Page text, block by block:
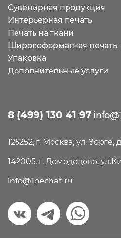
Сувенирная продукция
Интерьерная печать
Печать на ткани
Широкоформатная печать
Упаковка
Дополнительные услуги
8 (499) 130 41 97
125252, г. Москва, ул. Зорге,
142005, г. Домодедово,
info@1pechat.ru